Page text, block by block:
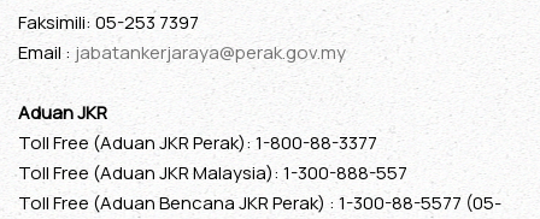
Faksimili: 05-253 7397
Email : jabatankerjaraya@perak.gov.my
Aduan JKR
Toll Free (Aduan JKR Perak): 1-800-88-3377
Toll Free (Aduan JKR Malaysia): 1-300-888-557
Toll Free (Aduan Bencana JKR Perak) : 1-300-88-5577 (05-